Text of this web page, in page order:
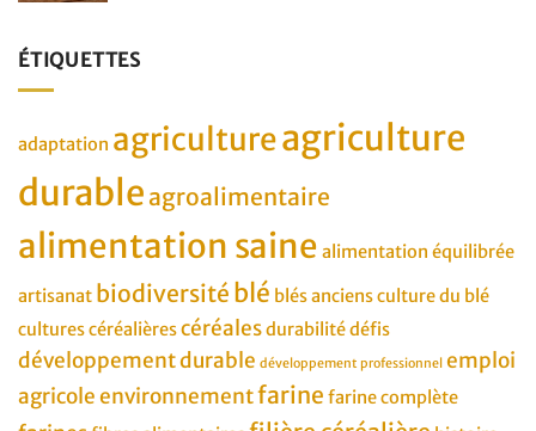
ÉTIQUETTES
adaptation agricultureagriculture
durable agroalimentaire
alimentation saine alimentation équilibrée
artisanat biodiversité blé blés anciensculture du blé
cultures céréalièrescéréalesdurabilitédéfis
développement durable développement professionnel emploi
agricoleenvironnementfarine farine complète